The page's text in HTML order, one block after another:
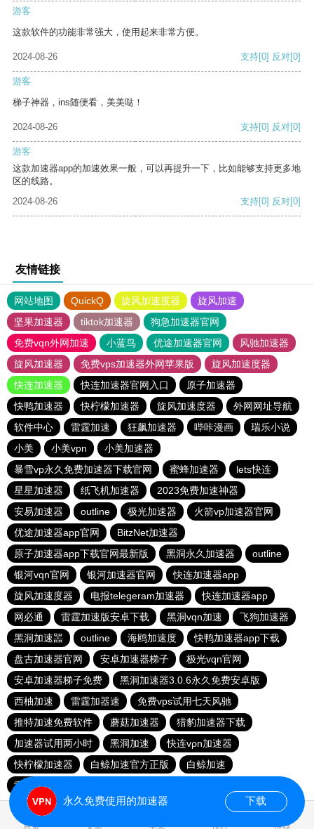
游客
这款软件的功能非常强大，使用起来非常方便。
2024-08-26 支持[0] 反对[0]
游客
梯子神器，ins随便看，美美哒！
2024-08-26 支持[0] 反对[0]
游客
这款加速器app的加速效果一般，可以再提升一下，比如能够支持更多地
区的线路。
2024-08-26
支持[0] 反对[0]
友情链接
网站地图 QuickQ 旋风加速度器
旋风加速
坚果加速器
tiktok加速器
狗急加速器官网
免费vqn外网加速
小蓝鸟 优途加速器官网
风驰加速器
旋风加速器
免费vps加速器外网苹果版
旋风加速度器
快连加速器
快连加速器官网入口
原子加速器
快鸭加速器
快柠檬加速器 旋风加速度器
外网网址导航
软件中心
雷霆加速 狂飙加速器 哔咔漫画
瑞乐小说
小美
小美vpn
小美加速器
暴雪vp永久免费加速器下载官网
蜜蜂加速器
lets快连
星星加速器
纸飞机加速器
2023免费加速神器
安易加速器
outline 极光加速器
火箭vp加速器官网
优途加速器app官网
BitzNet加速器
原子加速器app下载官网最新版
黑洞永久加速器
outline
银河vqn官网
银河加速器官网
快连加速器app
旋风加速度器
电报telegeram加速器
快连加速器app
网必通
雷霆加速版安卓下载 黑洞vqn加速
飞狗加速器
黑洞加速噐
outline 海鸥加速度
快鸭加速器app下载
盘古加速器官网
安卓加速器梯子
极光vqn官网
安卓加速器梯子免费
黑洞加速器3.0.6永久免费安卓版
西柚加速
雷霆加器速
免费vps试用七天风驰
推特加速免费软件
蘑菇加速器
猎豹加速器下载
加速器试用两小时
黑洞加速
快连vρn加速器
快柠檬加速器
白鲸加速官方正版
白鲸加速
雷轰加速官网
首页 安卓 苹果 排行 推荐
永久免费使用的加速器 下载
0.019961s